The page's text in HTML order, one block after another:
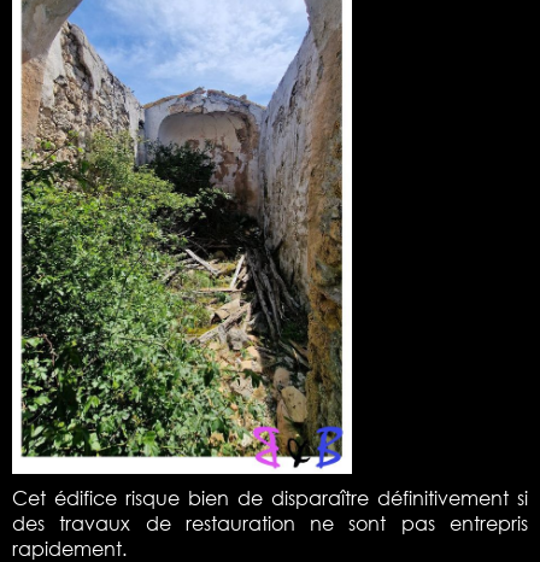
Cet édifice risque bien de disparaître définitivement si
des travaux de restauration ne sont pas entrepris
rapidement.